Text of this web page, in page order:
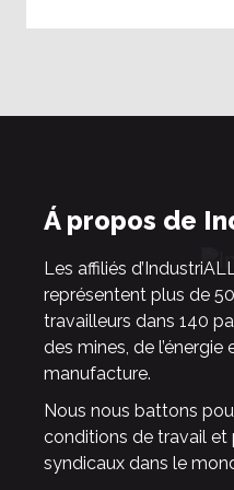
Á propos de
Les affiliés
représentent plus de
travailleurs dans 140
des mines, de l’énergie
manufacture.
Nous nous battons
conditions de travail et
syndicaux dans le